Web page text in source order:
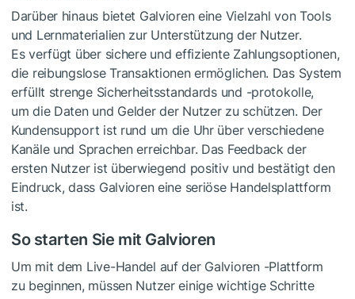
Darüber hinaus bietet Galvioren eine Vielzahl von Tools
und Lernmaterialien zur Unterstützung der Nutzer.
Es verfügt über sichere und effiziente Zahlungsoptionen,
die reibungslose Transaktionen ermöglichen. Das System
erfüllt strenge Sicherheitsstandards und -protokolle,
um die Daten und Gelder der Nutzer zu schützen. Der
Kundensupport ist rund um die Uhr über verschiedene
Kanäle und Sprachen erreichbar. Das Feedback der
ersten Nutzer ist überwiegend positiv und bestätigt den
Eindruck, dass Galvioren eine seriöse Handelsplattform
ist.
So starten Sie mit Galvioren
Um mit dem Live-Handel auf der Galvioren -Plattform
zu beginnen, müssen Nutzer einige wichtige Schritte